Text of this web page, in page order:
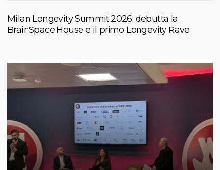
Milan Longevity Summit 2026: debutta la
BrainSpace House e il primo Longevity Rave